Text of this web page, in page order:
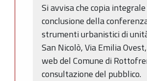
Si avvisa che copia
conclusione della
strumenti urbanistici di
San Nicolò, Via Emilia
web del Comune di
consultazione del pubblico.